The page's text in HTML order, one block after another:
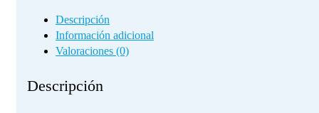
Descripción
Información adicional
Valoraciones (0)
Descripción